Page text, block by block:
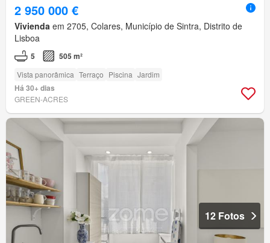
2 950 000 €
Vivienda em 2705, Colares, Município de Sintra, Distrito de
Lisboa
5 505 m²
Vista panorâmica Terraço Piscina Jardim
Há 30+ dias
GREEN-ACRES
12 Fotos